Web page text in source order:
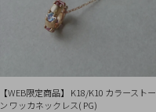
【WEB限定商品】 K18/K10 カラーストー
ン ワッカネックレス( PG)